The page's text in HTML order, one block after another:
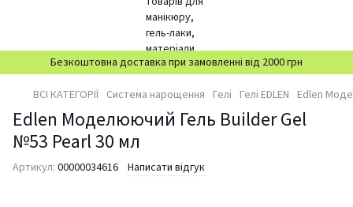
Безкоштовна доставка при замовленні від 2000 грн
ВСІ КАТЕГОРІЇ Система нарощення Гелі Гелі EDLEN Edlen
Edlen Моделюючий Гель Builder Gel
№53 Pearl 30 мл
Артикул: 00000034616 Написати відгук